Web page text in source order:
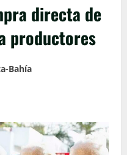
directa de
productores
Bahía